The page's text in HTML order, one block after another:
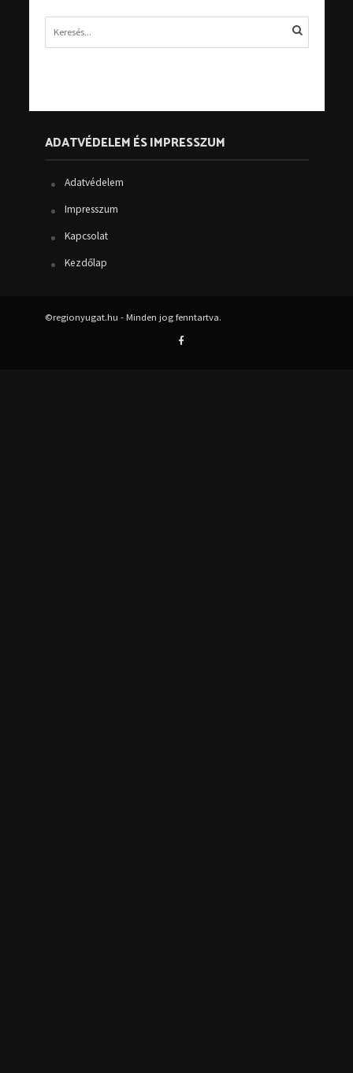
ADATVÉDELEM ÉS IMPRESSZUM
Adatvédelem
Impresszum
Kapcsolat
Kezdőlap
©regionyugat.hu - Minden jog fenntartva.